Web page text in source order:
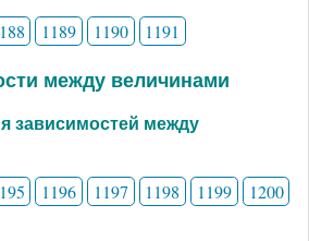
1189 1190 1191
между величинами
зависимостей между
1196 1197 1198 1199
1200